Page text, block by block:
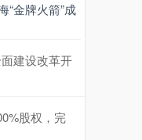
“金牌火箭”成
建设改革开
股权，完